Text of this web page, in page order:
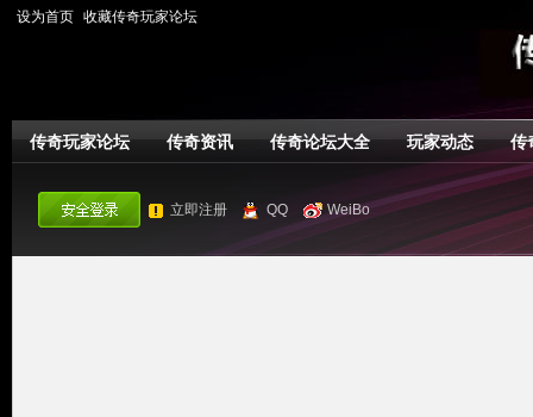
设为首页 收藏传奇玩家论坛
传奇玩家论坛 传奇资讯 传奇论坛大全 玩家动态 传
立即注册 QQ WeiBo